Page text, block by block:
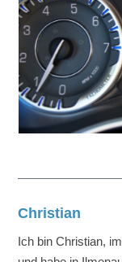
Christian
Ich bin Christian,